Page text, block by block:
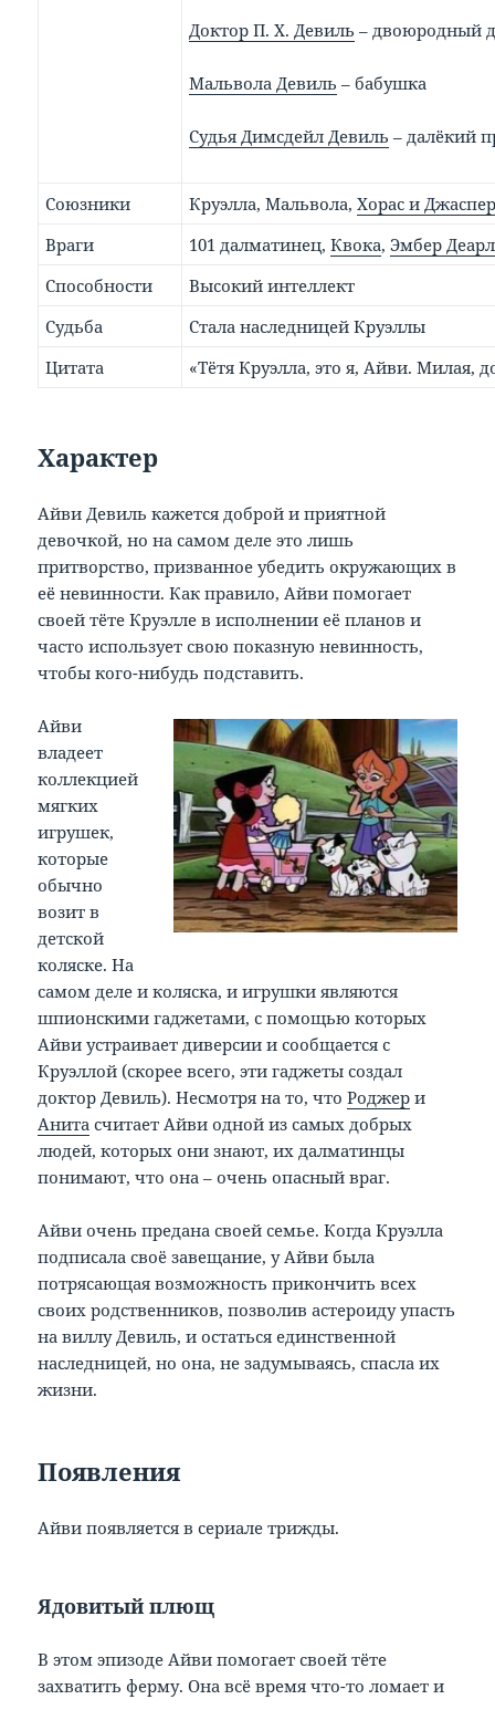
Доктор П. Х. Девиль – двоюродный
Мальвола Девиль – бабушка
Судья Димсдейл Девиль – далёкий
Союзники Круэлла, Мальвола,Хорас и
Враги
101 далматинец,Квока,Эмбер
Способности
Высокий интеллект
Судьба
Стала наследницей Круэллы
Цитата
«Тётя Круэлла, это я, Айви. Милая,
Характер
Айви Девиль кажется доброй и приятной
девочкой, но на самом деле это лишь
притворство, призванное убедить окружающих в
её невинности. Как правило, Айви помогает
своей тёте Круэлле в исполнении её планов и
часто использует свою показную невинность,
чтобы кого-нибудь подставить.
Айви
владеет
коллекцией
мягких
игрушек,
которые
обычно
возит в
детской
коляске. На
самом деле и коляска, и игрушки являются
шпионскими гаджетами, с помощью которых
Айви устраивает диверсии и сообщается с
Круэллой (скорее всего, эти гаджеты создал
доктор Девиль). Несмотря на то, чтоРоджер и
Анита считает Айви одной из самых добрых
людей, которых они знают, их далматинцы
понимают, что она – очень опасный враг.
Айви очень предана своей семье. Когда Круэлла
подписала своё завещание, у Айви была
потрясающая возможность прикончить всех
своих родственников, позволив астероиду упасть
на виллу Девиль, и остаться единственной
наследницей, но она, не задумываясь, спасла их
жизни.
Появления
Айви появляется в сериале трижды.
Ядовитый плющ
В этом эпизоде Айви помогает своей тёте
захватить ферму. Она всё время что-то ломает и